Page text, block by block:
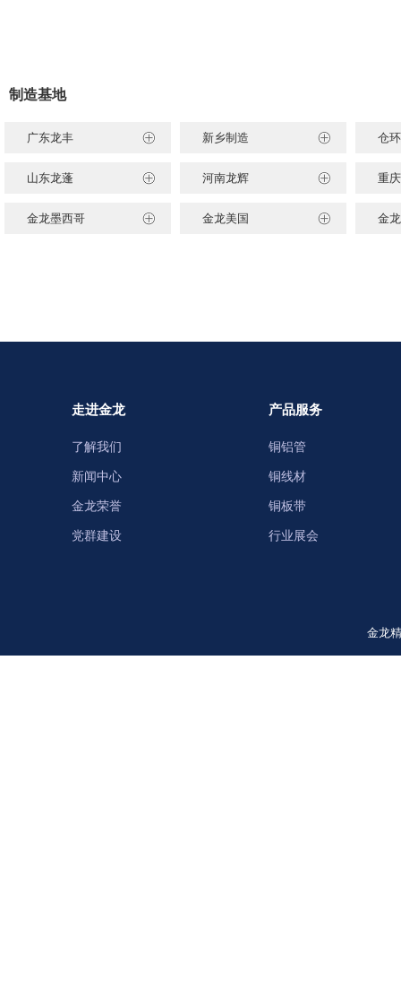
制造基地
广东龙丰 新乡制造 仓
山东龙蓬 河南龙辉 重
金龙墨西哥 金龙美国 金
走进金龙
了解我们
新闻中心
金龙荣誉
党群建设
产品服务
铜铝管
铜线材
铜板带
行业展会
金龙